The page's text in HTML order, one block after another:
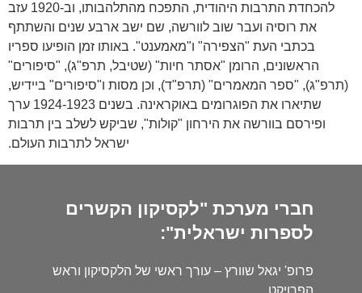
להכחדת התרבות היהודית, התפכח מהתלהבותו, וב-1920 עזב
את רוסיה ועבר שוב לוורשה, שם ישב ארבע שנים והשתתף
בכתבי העת "הצפירה" ו"מאמענט". באותו זמן הופיעו ספריו
הראשונים, הרומן "אסתר חיות" (שטיבל, תרפ"ג), "סיפורים"
(תרפ"ג), "ספר המאמרים" (תרפ"ד), וכן מסות ו"סיפורים" ביידיש,
שתיארו את הפוגרומים באוקראינה. בשנים 1924-1923 ערך
ופירסם בוורשה את הירחון "קולות", שביקש לשלב בין תרבות
ישראל לתרבות העולם.
חברי מערכת "לקסיקון הקשרים
לספרות ישראלית":
פרופ' יגאל שוורץ – עורך ראשי של הלקסיקון וראש